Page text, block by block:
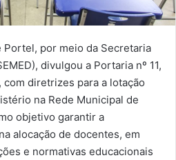
por meio da Secretaria
divulgou a Portaria nº 11,
diretrizes para a lotação
na Rede Municipal de
objetivo garantir a
alocação de docentes, em
e normativas educacionais